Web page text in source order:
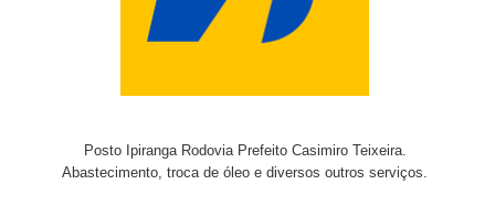
Posto Ipiranga Rodovia Prefeito Casimiro Teixeira.
Abastecimento, troca de óleo e diversos outros serviços.